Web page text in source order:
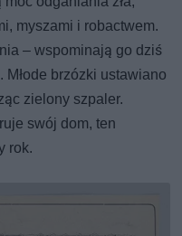
myszami i robactwem.
– wspominają go dziś
brzózki ustawiano
zielony szpaler.
swój dom, ten
rok.